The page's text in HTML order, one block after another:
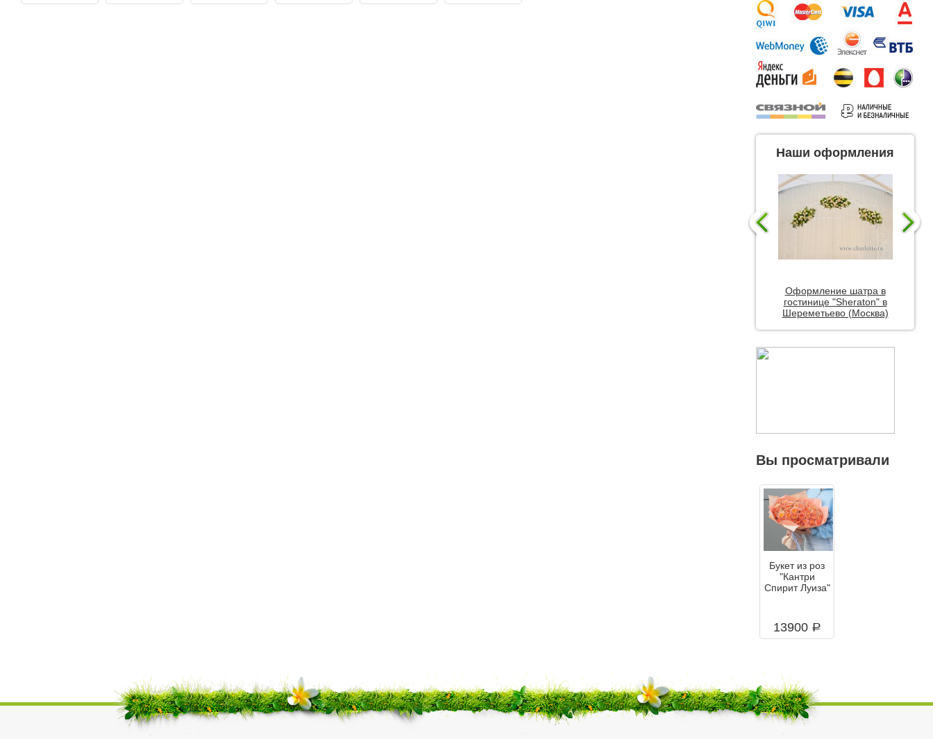
Наши оформления
Оформление шатра в
гостинице "Sheraton" в
Шереметьево (Москва)
Вы просматривали
Букет из роз
"Кантри
Спирит Луиза"
13900 a